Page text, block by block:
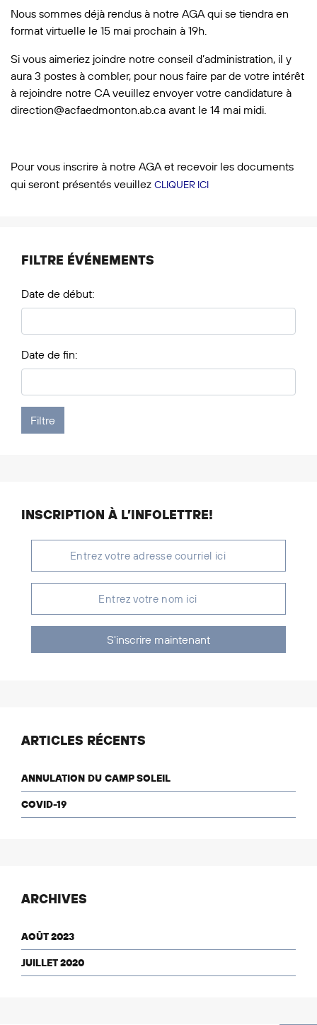
Nous sommes déjà rendus à notre AGA qui se tiendra en
format virtuelle le 15 mai prochain à 19h.
Si vous aimeriez joindre notre conseil d’administration, il y
aura 3 postes à combler, pour nous faire par de votre intérêt
à rejoindre notre CA veuillez envoyer votre candidature à
direction@acfaedmonton.ab.ca avant le 14 mai midi.
Pour vous inscrire à notre AGA et recevoir les documents
qui seront présentés veuillez CLIQUER ICI
FILTRE ÉVÉNEMENTS
Date de début:
Date de fin:
INSCRIPTION À L’INFOLETTRE!
S'inscrire maintenant
ARTICLES RÉCENTS
ANNULATION DU CAMP SOLEIL
COVID-19
ARCHIVES
AOÛT 2023
JUILLET 2020